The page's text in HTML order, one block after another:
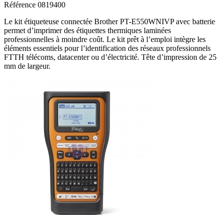
Référence 0819400
Le kit étiqueteuse connectée Brother PT-E550WNIVP avec batterie
permet d’imprimer des étiquettes thermiques laminées
professionnelles à moindre coût. Le kit prêt à l’emploi intègre les
éléments essentiels pour l’identification des réseaux professionnels
FTTH télécoms, datacenter ou d’électricité. Tête d’impression de 25
mm de largeur.